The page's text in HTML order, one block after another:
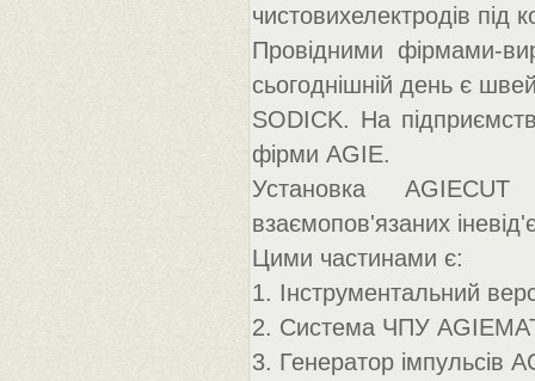
чистовихелектродів під
Провідними фірмами-
сьогоднішній день є
SODICK. На
фірми AGIE.
Установка
взаємопов'язаних
Цими частинами є:
1. Інструментальний
2. Система ЧПУ
3. Генератор імпульсів